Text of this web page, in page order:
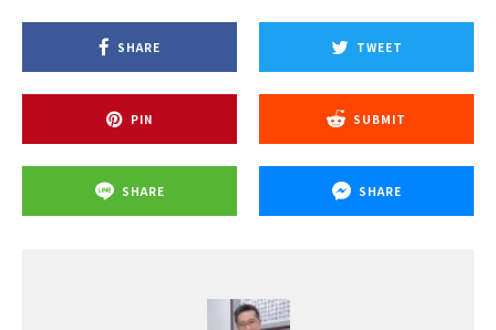
SHARE TWEET
PIN SUBMIT
SHARE SHARE